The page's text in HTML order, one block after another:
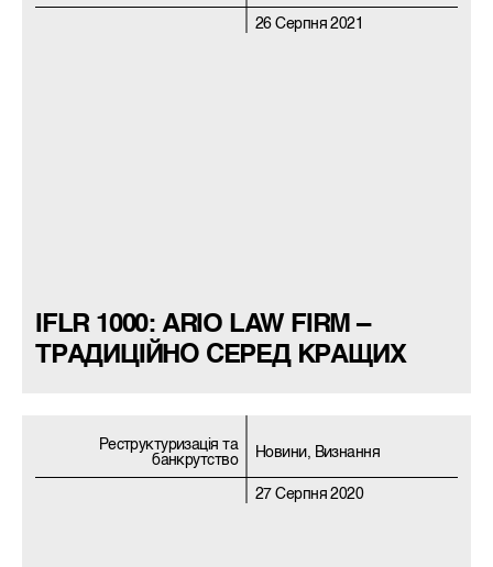
26 Серпня 2021
IFLR 1000: ARIO LAW FIRM –
ТРАДИЦІЙНО СЕРЕД КРАЩИХ
Реструктуризацiя та
банкрутство
Новини, Визнання
27 Серпня 2020